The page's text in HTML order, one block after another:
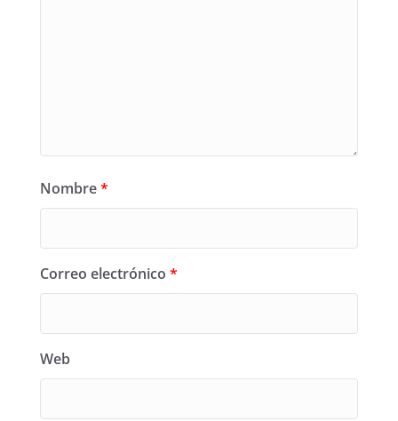
Nombre*
Correo electrónico *
Web